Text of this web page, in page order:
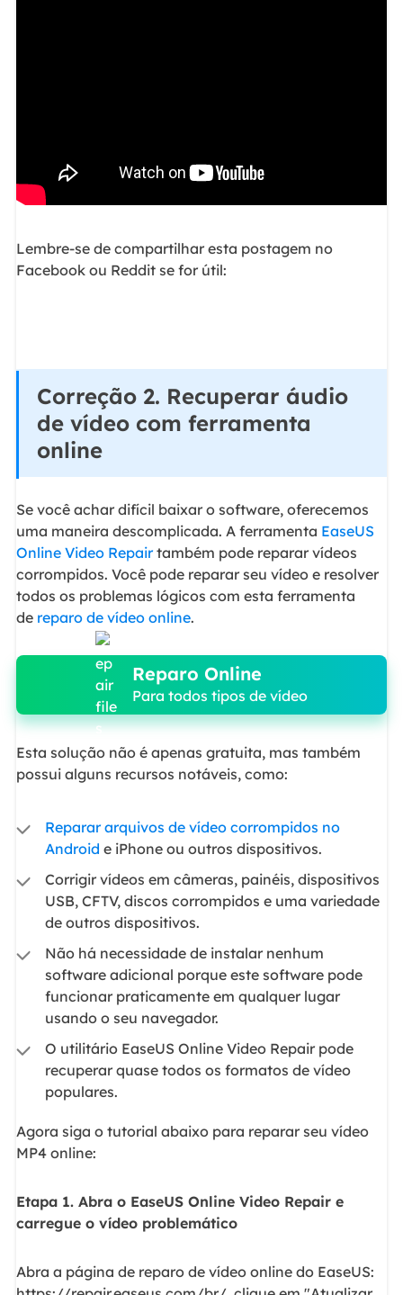
Lembre-se de compartilhar esta postagem no
Facebook ou Reddit se for útil:
Correção 2. Recuperar áudio
de vídeo com ferramenta
online
Se você achar difícil baixar o software, oferecemos
uma maneira descomplicada. A ferramenta EaseUS
Online Video Repairtambém pode reparar vídeos
corrompidos. Você pode reparar seu vídeo e resolver
todos os problemas lógicos com esta ferramenta
de reparo de vídeo online.
Reparo Online
Para todos tipos de vídeo
Esta solução não é apenas gratuita, mas também
possui alguns recursos notáveis, como:
Reparar arquivos de vídeo corrompidos no
Android e iPhone ou outros dispositivos.
Corrigir vídeos em câmeras, painéis, dispositivos
USB, CFTV, discos corrompidos e uma variedade
de outros dispositivos.
Não há necessidade de instalar nenhum
software adicional porque este software pode
funcionar praticamente em qualquer lugar
usando o seu navegador.
O utilitário EaseUS Online Video Repair pode
recuperar quase todos os formatos de vídeo
populares.
Agora siga o tutorial abaixo para reparar seu vídeo
MP4 online:
Etapa 1. Abra o EaseUS Online Video Repair e
carregue o vídeo problemático
Abra a página de reparo de vídeo online do EaseUS: